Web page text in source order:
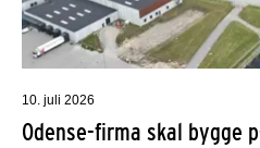
10. juli 2026
Odense-firma skal bygge